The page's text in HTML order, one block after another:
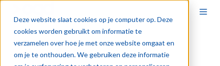
Deze website slaat cookies op je computer op. Deze
cookies worden gebruikt om informatie te
verzamelen over hoe je met onze website omgaat en
om je te onthouden. We gebruiken deze informatie
Sponsorformulier